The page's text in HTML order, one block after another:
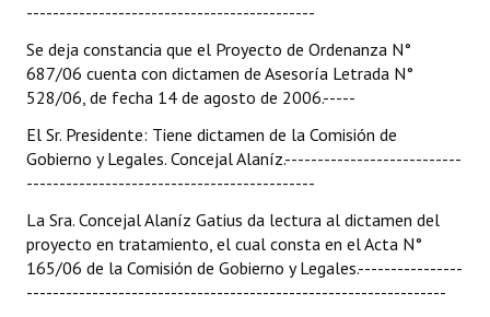
--------------------------------------------
Se deja constancia que el Proyecto de Ordenanza N°
687/06 cuenta con dictamen de Asesoría Letrada N°
528/06, de fecha 14 de agosto de 2006.-----
El Sr. Presidente: Tiene dictamen de la Comisión de
Gobierno y Legales. Concejal Alaníz.---------------------------
--------------------------------------------
La Sra. Concejal Alaníz Gatius da lectura al dictamen del
proyecto en tratamiento, el cual consta en el Acta N°
165/06 de la Comisión de Gobierno y Legales.----------------
----------------------------------------------------------------